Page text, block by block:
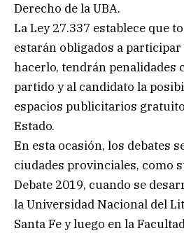
Derecho de la UBA.
La Ley 27.337 establece que
estarán obligados a participar
hacerlo, tendrán penalidades
partido y al candidato la
espacios publicitarios
Estado.
En esta ocasión, los debates
ciudades provinciales, como
Debate 2019, cuando se
la Universidad Nacional del
Santa Fe y luego en la